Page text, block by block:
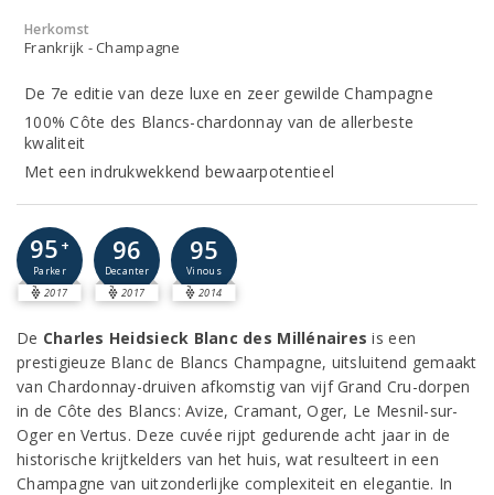
Herkomst
Frankrijk - Champagne
De 7e editie van deze luxe en zeer gewilde Champagne
100% Côte des Blancs-chardonnay van de allerbeste
kwaliteit
Met een indrukwekkend bewaarpotentieel
95 +
Parker
2017
96
Decanter
2017
95
Vinous
2014
De Charles Heidsieck Blanc des Millénaires is een
prestigieuze Blanc de Blancs Champagne, uitsluitend gemaakt
van Chardonnay-druiven afkomstig van vijf Grand Cru-dorpen
in de Côte des Blancs: Avize, Cramant, Oger, Le Mesnil-sur-
Oger en Vertus. Deze cuvée rijpt gedurende acht jaar in de
historische krijtkelders van het huis, wat resulteert in een
Champagne van uitzonderlijke complexiteit en elegantie. In